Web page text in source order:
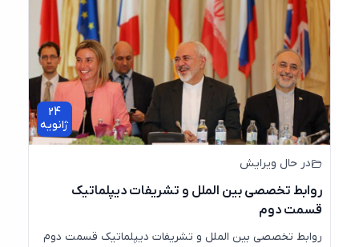
24
ژانویه
در حال ویرایش
روابط تخصصی بین الملل و تشریفات دیپلماتیک
قسمت دوم
روابط تخصصی بین الملل و تشریفات دیپلماتیک قسمت دوم